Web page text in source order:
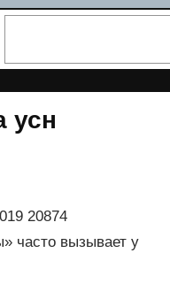
усн
20874
часто вызывает у